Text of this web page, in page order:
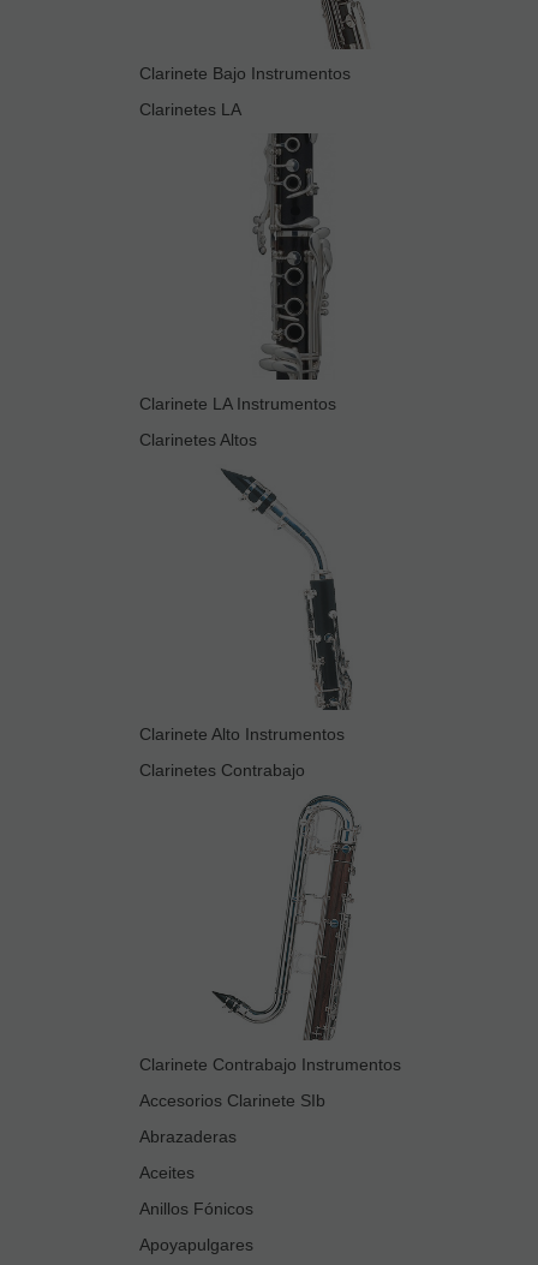
Clarinete Bajo Instrumentos
Clarinetes LA
Clarinete LA Instrumentos
Clarinetes Altos
Clarinete Alto Instrumentos
Clarinetes Contrabajo
Clarinete Contrabajo Instrumentos
Accesorios Clarinete SIb
Abrazaderas
Aceites
Anillos Fónicos
Apoyapulgares